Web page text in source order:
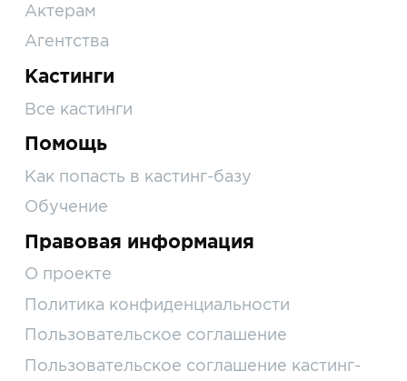
Актерам
Агентства
Кастинги
Все кастинги
Помощь
Как попасть в кастинг-базу
Обучение
Правовая информация
О проекте
Политика конфиденциальности
Пользовательское соглашение
Пользовательское соглашение кастинг-